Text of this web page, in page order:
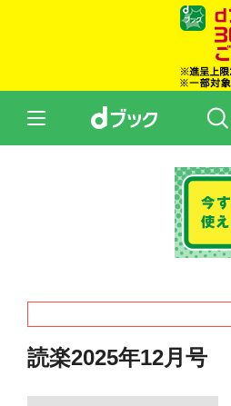
読楽2025年12月号